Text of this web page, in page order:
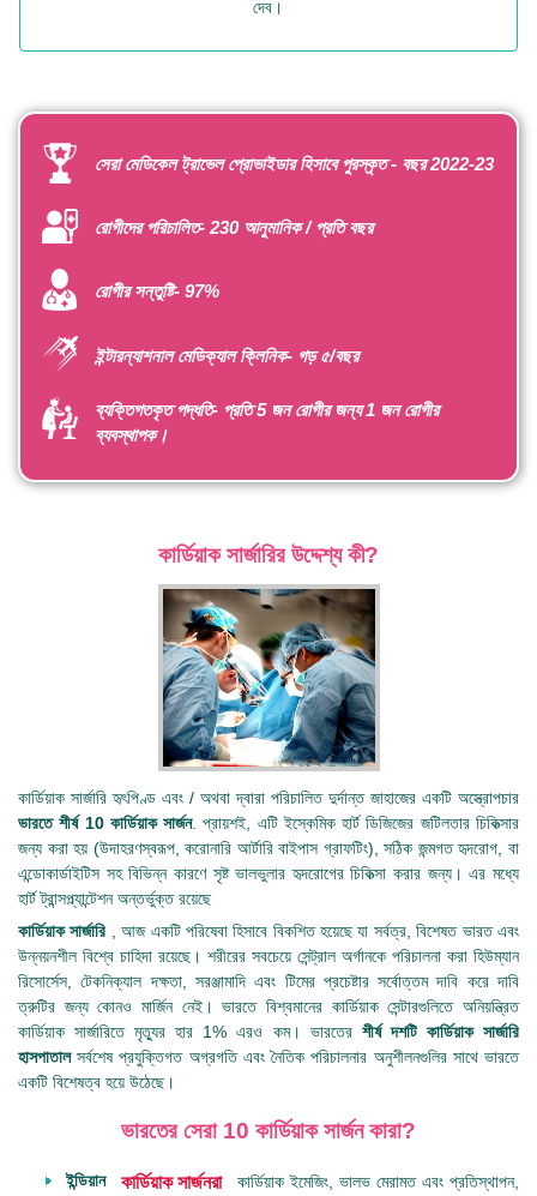
দেব।
সেরা মেডিকেল ট্রাভেল প্রোভাইডার হিসাবে পুরস্কৃত - বছর 2022-23
রোগীদের পরিচালিত- 230 আনুমানিক / প্রতি বছর
রোগীর সন্তুষ্টি- 97%
ইন্টারন্যাশনাল মেডিক্যাল ক্লিনিক- গড় ৫/বছর
ব্যক্তিগতকৃত পদ্ধতি- প্রতি 5 জন রোগীর জন্য 1 জন রোগীর
ব্যবস্থাপক।
কার্ডিয়াক সার্জারির উদ্দেশ্য কী?
কার্ডিয়াক সার্জারি হৃৎপিণ্ড এবং / অথবা দ্বারা পরিচালিত দুর্দান্ত জাহাজের একটি অস্ত্রোপচার
ভারতে শীর্ষ 10 কার্ডিয়াক সার্জন. প্রায়শই, এটি ইস্কেমিক হার্ট ডিজিজের জটিলতার চিকিত্সার
জন্য করা হয় (উদাহরণস্বরূপ, করোনারি আর্টারি বাইপাস গ্রাফটিং), সঠিক জন্মগত হৃদরোগ, বা
এন্ডোকার্ডাইটিস সহ বিভিন্ন কারণে সৃষ্ট ভালভুলার হৃদরোগের চিকিত্সা করার জন্য। এর মধ্যে
হার্ট ট্রান্সপ্ল্যান্টেশন অন্তর্ভুক্ত রয়েছে
কার্ডিয়াক সার্জারি
, আজ একটি পরিষেবা হিসাবে বিকশিত হয়েছে যা সর্বত্র, বিশেষত ভারত এবং
উন্নয়নশীল বিশ্বে চাহিদা রয়েছে। শরীরের সবচেয়ে সেন্ট্রাল অর্গানকে পরিচালনা করা হিউম্যান
রিসোর্সেস, টেকনিক্যাল দক্ষতা, সরঞ্জামাদি এবং টিমের প্রচেষ্টার সর্বোত্তম দাবি করে দাবি
ত্রুটির জন্য কোনও মার্জিন নেই। ভারতে বিশ্বমানের কার্ডিয়াক সেন্টারগুলিতে অনিয়ন্ত্রিত
কার্ডিয়াক সার্জারিতে মৃত্যুর হার 1% এরও কম। ভারতের শীর্ষ দশটি কার্ডিয়াক সার্জারি
হাসপাতালসর্বশেষ প্রযুক্তিগত অগ্রগতি এবং নৈতিক পরিচালনার অনুশীলনগুলির সাথে ভারতে
একটি বিশেষত্ব হয়ে উঠেছে।
ভারতের সেরা 10 কার্ডিয়াক সার্জন কারা?
ইন্ডিয়ান কার্ডিয়াক সার্জনরা কার্ডিয়াক ইমেজিং, ভালভ মেরামত এবং প্রতিস্থাপন,